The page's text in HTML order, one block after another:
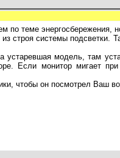
по теме энергосбережения,
строя системы подсветки.
устаревшая модель, там
Если монитор мигает
чтобы он посмотрел Ваш